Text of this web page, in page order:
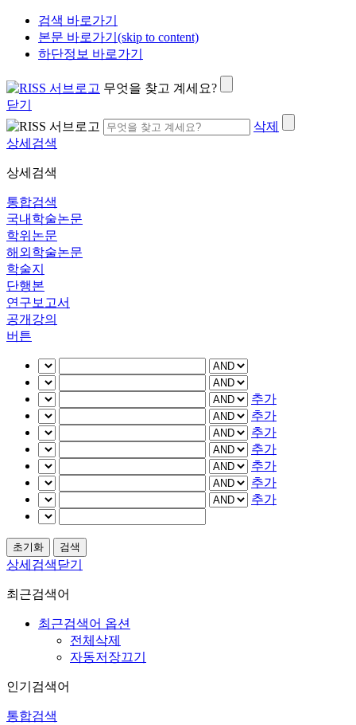
검색 바로가기
본문 바로가기(skip to content)
하단정보 바로가기
무엇을 찾고 계세요?
닫기
삭제
상세검색
상세검색
통합검색
국내학술논문
학위논문
해외학술논문
학술지
단행본
연구보고서
공개강의
버튼
추가
추가
추가
추가
추가
추가
추가
상세검색닫기
최근검색어
최근검색어 옵션
전체삭제
자동저장끄기
인기검색어
통합검색